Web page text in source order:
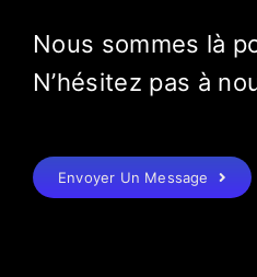
Nous sommes là
N’hésitez pas à
Envoyer Un Message